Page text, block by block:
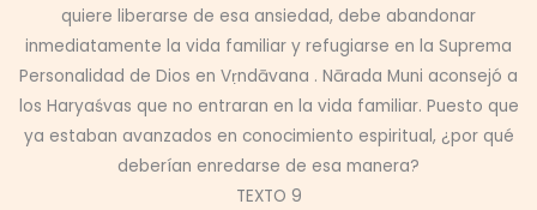
quiere liberarse de esa ansiedad, debe abandonar
inmediatamente la vida familiar y refugiarse en la Suprema
Personalidad de Dios en Vṛndāvana . Nārada Muni aconsejó a
los Haryaśvas que no entraran en la vida familiar. Puesto que
ya estaban avanzados en conocimiento espiritual, ¿por qué
deberían enredarse de esa manera?
TEXTO 9